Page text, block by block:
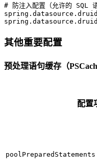
# 防注入配置（允许的 SQL
其他重要配置
预处理语句缓存（
配置
poolPreparedStatements